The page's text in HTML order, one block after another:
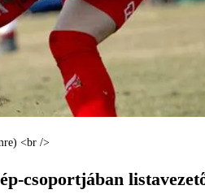
<br />
csoportjában